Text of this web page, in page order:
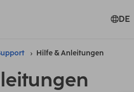
DE
Hilfe & Anleitungen